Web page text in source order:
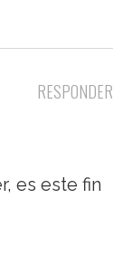
RESPONDER
es este fin